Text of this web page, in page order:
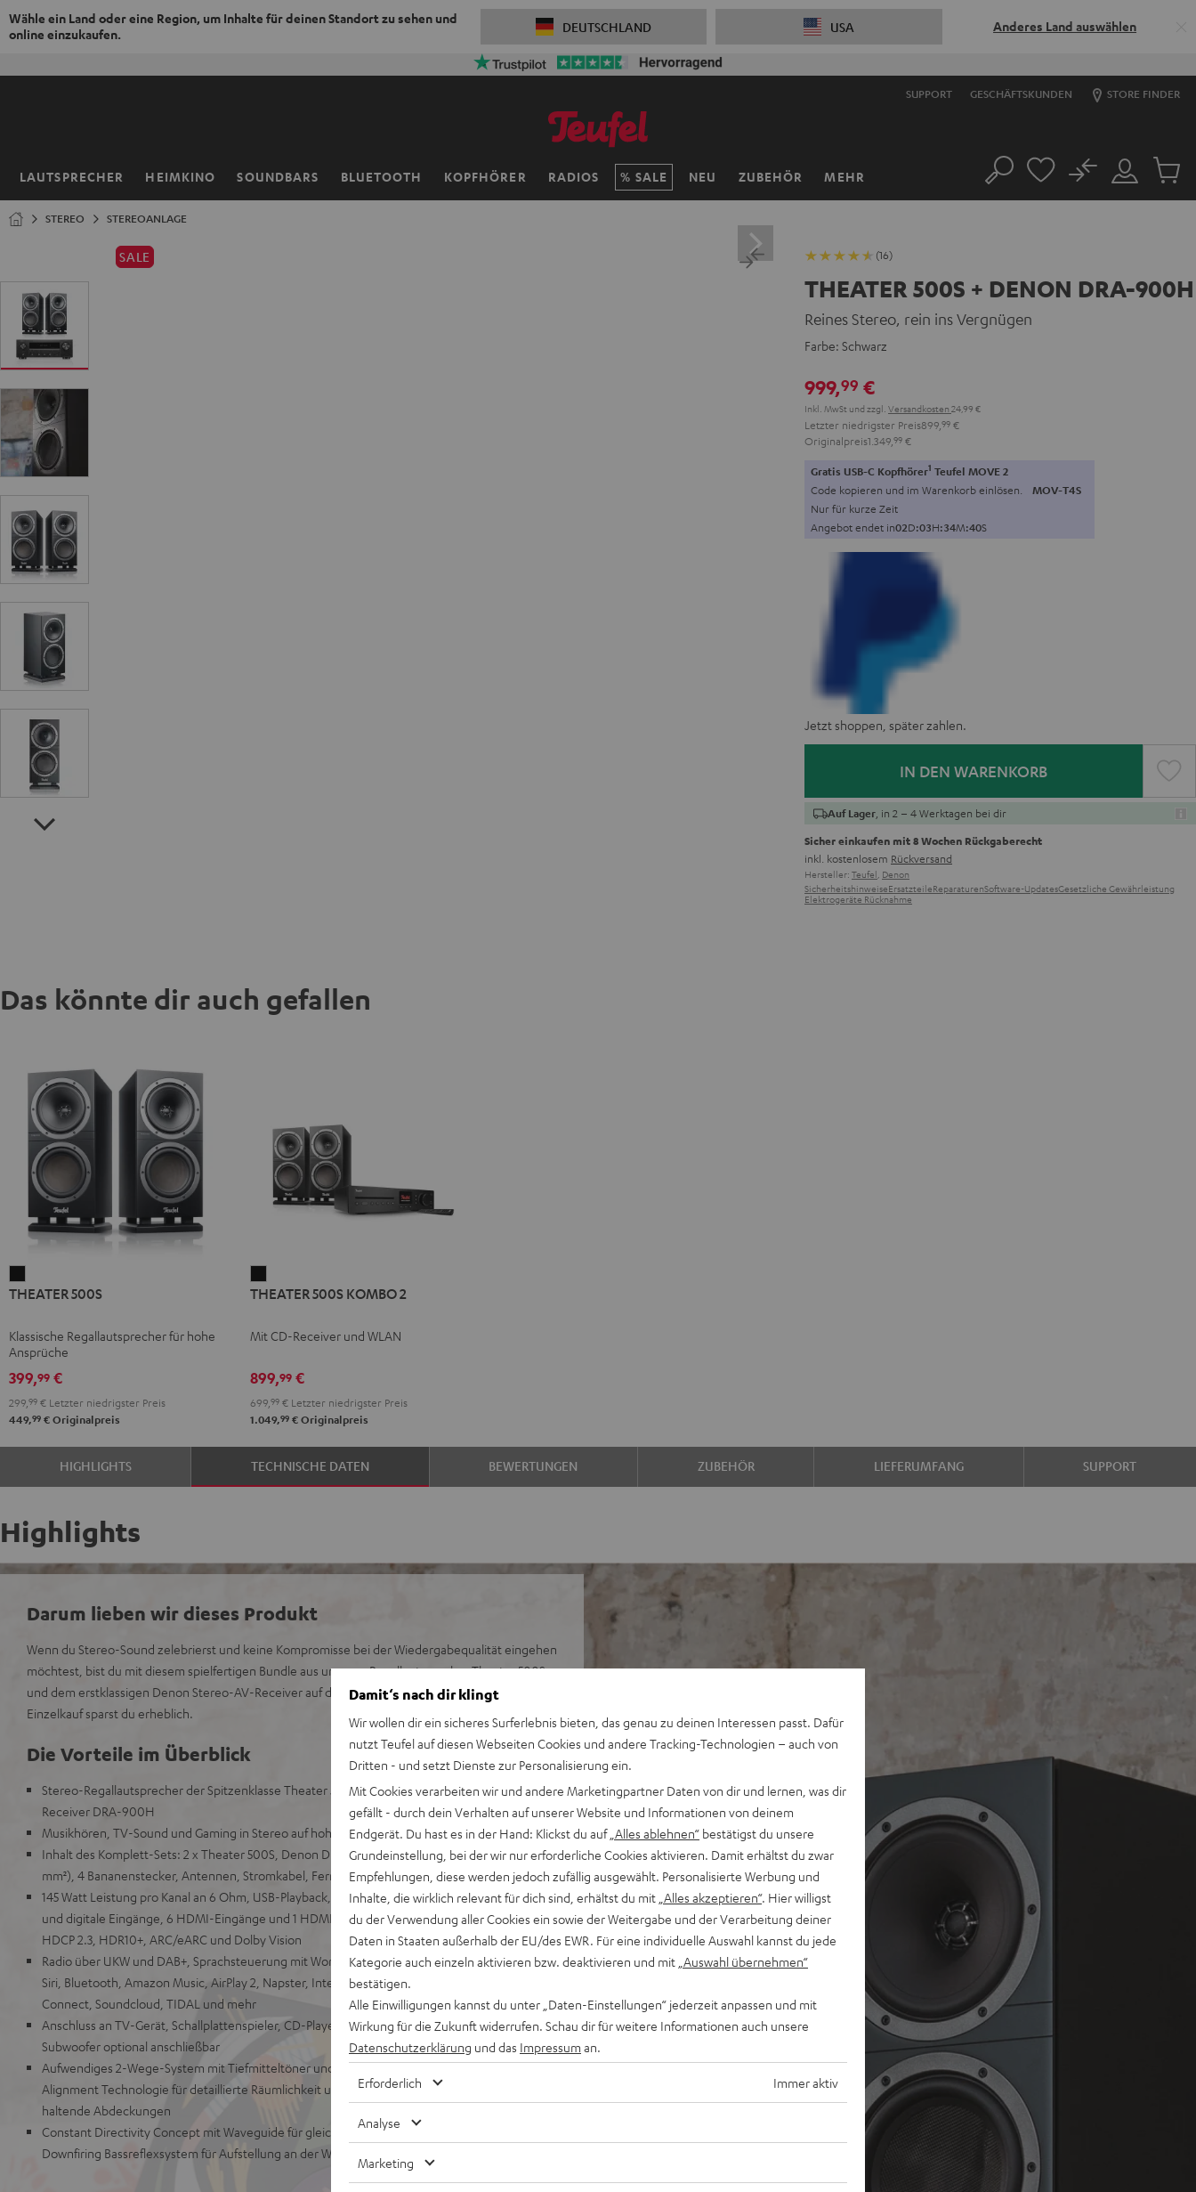
Wähle ein Land oder eine Region, um Inhalte für deinen Standort zu sehen und
online einzukaufen.
DEUTSCHLAND USA Anderes Land auswählen
SUPPORT GESCHÄFTSKUNDEN STORE FINDER
LAUTSPRECHER HEIMKINO SOUNDBARS BLUETOOTH KOPFHÖRER RADIOS SALE NEU ZUBEHÖR MEHR
Startseite Suche
Mein
Konto
No
Artikel
STEREO STEREOANLAGE
SALE (16)
THEATER 500S + DENON DRA-900H
Reines Stereo, rein ins Vergnügen
Farbe: Schwarz
999,99 €
Inkl. MwSt und zzgl. Versandkosten 24,99 €
Letzter niedrigster Preis899, 99 €
Originalpreis1.349, 99 €
Gratis USB-C Kopfhörer1 Teufel MOVE 2
Code kopieren und im Warenkorb einlösen. MOV-T4S
Nur für kurze Zeit
Angebot endet in02D:03H:34M:38S
Jetzt shoppen, später zahlen.
IN DEN WARENKORB
Auf Lager , in 2 – 4 Werktagen bei dir
Sicher einkaufen mit 8 Wochen Rückgaberecht
inkl. kostenlosem Rückversand
Hersteller: Teufel, Denon
SicherheitshinweiseErsatzteileReparaturenSoftware-UpdatesGesetzliche Gewährleistung
Elektrogeräte Rücknahme
Das könnte dir auch gefallen
500S
THEATER 500S
Klassische Regallautsprecher für hohe
Ansprüche
399,99 €
299, 99 € Letzter niedrigster Preis
449,99 € Originalpreis
500S
2
THEATER 500S KOMBO 2
Mit CD-Receiver und WLAN
899,99€
699, 99€Letzter niedrigster Preis
1.049,99€Originalpreis
HIGHLIGHTS TECHNISCHE DATEN BEWERTUNGEN ZUBEHÖR LIEFERUMFANG SUPPORT
Highlights
Darum lieben wir dieses Produkt
Wenn du Stereo-Sound zelebrierst und keine Kompromisse bei der Wiedergabequalität eingehen
möchtest, bist du mit diesem spielfertigen Bundle aus unseren Regallautsprecher Theater 500S
und dem erstklassigen Denon Stereo-AV-Receiver auf der richtigen Tonspur. Gegenüber dem
Einzelkauf sparst du erheblich.
Die Vorteile im Überblick
Stereo-Regallautsprecher der Spitzenklasse Theater 500S mit Denon Stereo-AV-Netzwerk-
Receiver DRA-900H
Musikhören, TV-Sound und Gaming in Stereo auf hohem Niveau
Inhalt des Komplett-Sets: 2 x Theater 500S, Denon DRA-900H, Lautsprecherkabel (15 m, 2,5
mm²), 4 Bananenstecker, Antennen, Stromkabel, Fernbedienung
145 Watt Leistung pro Kanal an 6 Ohm, USB-Playback, Phono-Eingang sowie weitere analoge
und digitale Eingänge, 6 HDMI-Eingänge und 1 HDMI Ausgang mit Unterstützung für 8K, 3D,
HDCP 2.3, HDR10+, ARC/eARC und Dolby Vision
Radio über UKW und DAB+, Sprachsteuerung mit Works with Alexa, Google Assistant, Apple
Siri, Bluetooth, Amazon Music, AirPlay 2, Napster, Internetradio via TuneIn, Deezer, Spotify
Connect, Soundcloud, TIDAL und mehr
Anschluss an TV-Gerät, Schallplattenspieler, CD-Player, Spielekonsole, TV-Receiver und mehr,
Subwoofer optional anschließbar
Aufwendiges 2-Wege-System mit Tiefmitteltöner und hochbelastbarer Kevlar-Membran, Time
Alignment Technologie für detaillierte Räumlichkeit und Durchzeichnung, magnetisch
haltende Abdeckungen
Constant Directivity Concept mit Waveguide für gleichen Klang an jeder Hörposition,
Downfiring Bassreflexsystem für Aufstellung an der Wand oder frei im Raum
Damit‘s nach dir klingt
Wir wollen dir ein sicheres Surferlebnis bieten, das genau zu deinen Interessen passt. Dafür
nutzt Teufel auf diesen Webseiten Cookies und andere Tracking-Technologien – auch von
Dritten - und setzt Dienste zur Personalisierung ein.
Mit Cookies verarbeiten wir und andere Marketingpartner Daten von dir und lernen, was dir
gefällt - durch dein Verhalten auf unserer Website und Informationen von deinem
Endgerät. Du hast es in der Hand: Klickst du auf „Alles ablehnen“ bestätigst du unsere
Grundeinstellung, bei der wir nur erforderliche Cookies aktivieren. Damit erhältst du zwar
Empfehlungen, diese werden jedoch zufällig ausgewählt. Personalisierte Werbung und
Inhalte, die wirklich relevant für dich sind, erhältst du mit „Alles akzeptieren“. Hier willigst
du der Verwendung aller Cookies ein sowie der Weitergabe und der Verarbeitung deiner
Daten in Staaten außerhalb der EU/des EWR. Für eine individuelle Auswahl kannst du jede
Kategorie auch einzeln aktivieren bzw. deaktivieren und mit „Auswahl übernehmen“
bestätigen.
Alle Einwilligungen kannst du unter „Daten-Einstellungen“ jederzeit anpassen und mit
Wirkung für die Zukunft widerrufen. Schau dir für weitere Informationen auch unsere
Datenschutzerklärung und das Impressum an.
Erforderlich Immer aktiv
Analyse
Marketing